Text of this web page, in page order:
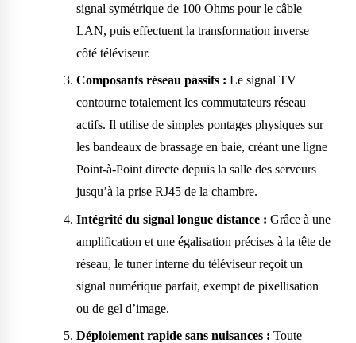
signal symétrique de 100 Ohms pour le câble
LAN, puis effectuent la transformation inverse
côté téléviseur.
Composants réseau passifs : Le signal TV
contourne totalement les commutateurs réseau
actifs. Il utilise de simples pontages physiques sur
les bandeaux de brassage en baie, créant une ligne
Point-à-Point directe depuis la salle des serveurs
jusqu’à la prise RJ45 de la chambre.
Intégrité du signal longue distance : Grâce à une
amplification et une égalisation précises à la tête de
réseau, le tuner interne du téléviseur reçoit un
signal numérique parfait, exempt de pixellisation
ou de gel d’image.
Déploiement rapide sans nuisances : Toute